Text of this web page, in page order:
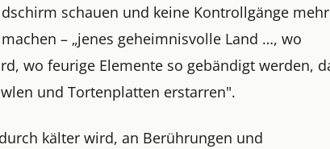
schauen und keine Kontrollgänge
– „jenes geheimnisvolle Land …, wo
wo feurige Elemente so gebändigt werden,
und Tortenplatten erstarren".
kälter wird, an Berührungen und